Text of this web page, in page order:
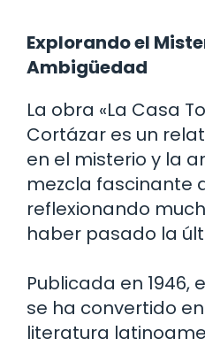
Explorando el
Ambigüedad
La obra «La Casa
Cortázar es un
en el misterio y la
mezcla fascinante
reflexionando
haber pasado la
Publicada en 1946,
se ha convertido
literatura